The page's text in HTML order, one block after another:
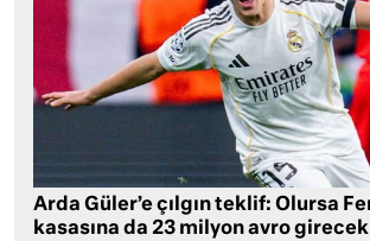
Arda Güler’e çılgın teklif: Olursa
kasasına da 23 milyon avro girecek